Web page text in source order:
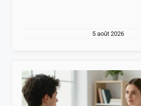
5 août 2026